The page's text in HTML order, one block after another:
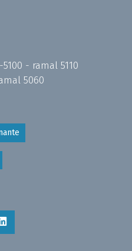
5100 - ramal 5110
5060